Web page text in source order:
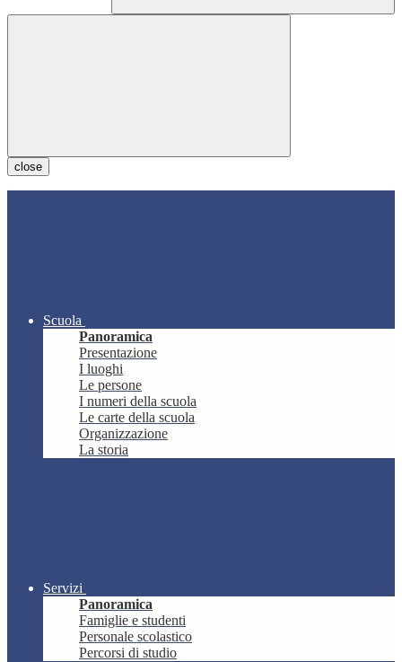
close
Scuola
Panoramica
Presentazione
I luoghi
Le persone
I numeri della scuola
Le carte della scuola
Organizzazione
La storia
Servizi
Panoramica
Famiglie e studenti
Personale scolastico
Percorsi di studio